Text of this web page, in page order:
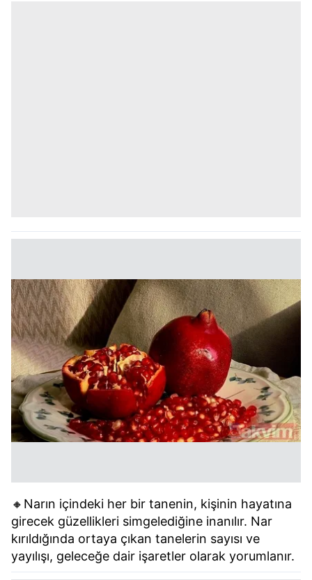
🔸Narın içindeki her bir tanenin, kişinin hayatına
girecek güzellikleri simgelediğine inanılır. Nar
kırıldığında ortaya çıkan tanelerin sayısı ve
yayılışı, geleceğe dair işaretler olarak yorumlanır.